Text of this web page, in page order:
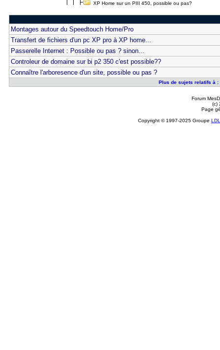
XP Home sur un PIII 450, possible ou pas?
Montages autour du Speedtouch Home/Pro
Transfert de fichiers d'un pc XP pro à XP home...
Passerelle Internet : Possible ou pas ? sinon...
Controleur de domaine sur bi p2 350 c'est possible??
Connaître l'arboresence d'un site, possible ou pas ?
Plus de sujets relatifs à :
Forum
(c)
Page
Copyright © 1997-2025 Groupe